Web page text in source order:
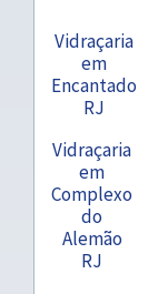
Vidraçaria
em
Encantado
RJ
Vidraçaria
em
Complexo
do
Alemão
RJ